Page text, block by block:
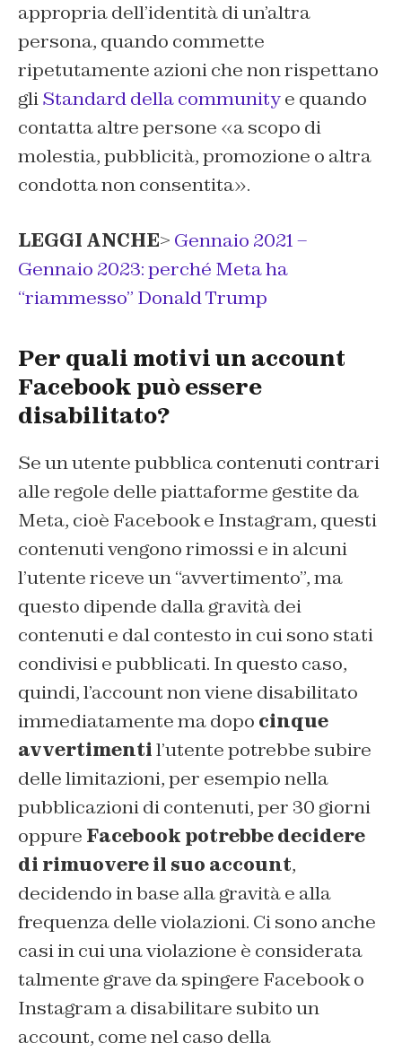
appropria dell’identità di un’altra
persona, quando commette
ripetutamente azioniche non rispettano
gliStandard della communitye quando
contatta altre persone «a scopo di
molestia, pubblicità, promozione o altra
condotta non consentita».
LEGGI ANCHE> Gennaio 2021 –
Gennaio 2023: perché Meta ha
“riammesso” Donald Trump
Per quali motivi un account
Facebook può essere
disabilitato?
Se un utente pubblica contenuti contrari
alle regole delle piattaforme gestite da
Meta, cioè Facebook e Instagram, questi
contenuti vengono rimossi e in alcuni
l’utente riceve un “avvertimento”, ma
questo dipende dalla gravità dei
contenuti e dal contesto in cui sono stati
condivisi e pubblicati. In questo caso,
quindi, l’account non viene disabilitato
immediatamente ma dopo cinque
avvertimentil’utente potrebbe subire
delle limitazioni, per esempio nella
pubblicazioni di contenuti, per 30 giorni
oppure Facebook potrebbe decidere
di rimuovere il suo account,
decidendo in base alla gravità e alla
frequenza delle violazioni. Ci sono anche
casi in cui una violazione è considerata
talmente grave da spingere Facebook o
Instagram a disabilitare subito un
account, come nel caso della